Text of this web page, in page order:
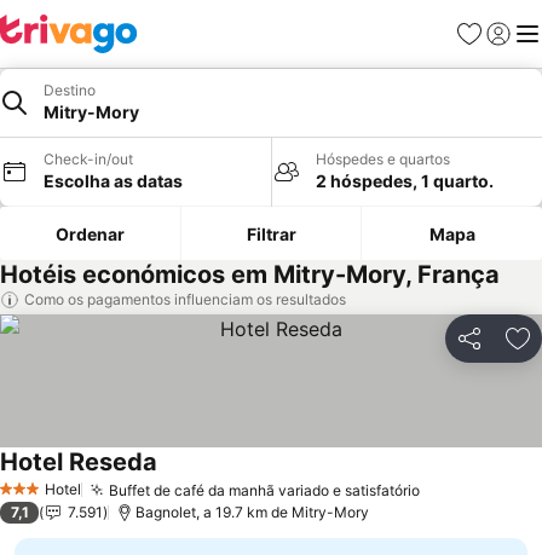
Favoritos
Iniciar
Destino
Mitry-Mory
Check-in/out
Escolha as datas
Hóspedes e quartos
2 hóspedes, 1 quarto.
Ordenar Filtrar Mapa
Hotéis económicos em Mitry-Mory, França
Como os pagamentos influenciam os resultados
Partilhar
3 EstrelasHotel Buffet de café da manhã variado e satisfatório
Hotel Reseda
7,1 7.591 Bagnolet, a 19.7 km de Mitry-Mory